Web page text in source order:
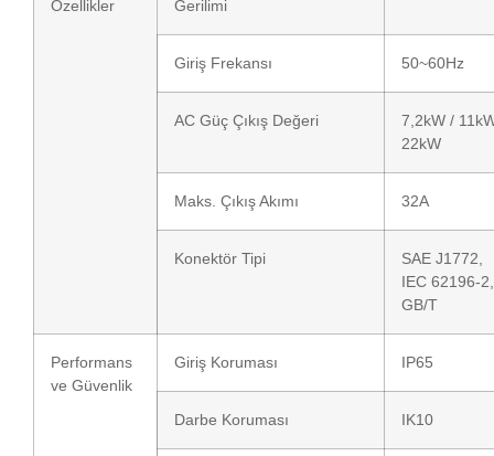
Özellikler Gerilimi
Giriş Frekansı 50~60Hz
AC Güç Çıkış Değeri
7,2kW /
22kW
Maks. Çıkış Akımı 32A
Konektör Tipi
SAE J1772,
IEC 62196-2,
GB/T
Performans
ve Güvenlik
Giriş Koruması IP65
Darbe Koruması IK10